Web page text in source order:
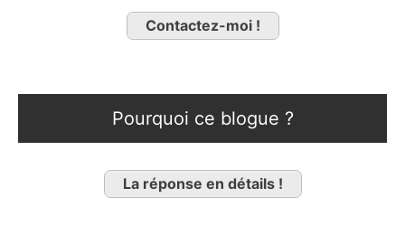
Contactez-moi !
Pourquoi ce blogue ?
La réponse en détails !